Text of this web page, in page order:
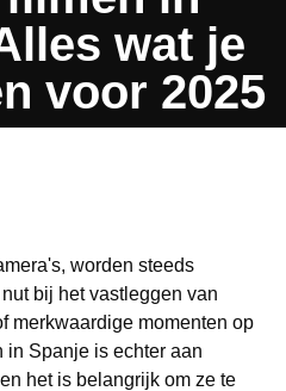
wat je
voor 2025
worden steeds
bij het vastleggen van
merkwaardige momenten op
in Spanje is echter aan
het is belangrijk om ze te